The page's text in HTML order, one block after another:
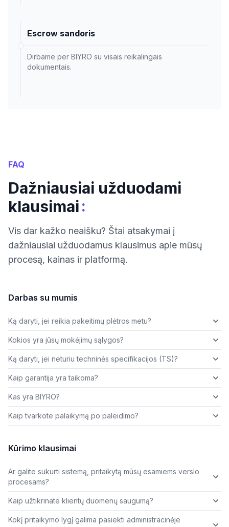
Escrow sandoris
Dirbame per BIYRO su visais reikalingais
dokumentais.
FAQ
Dažniausiai užduodami
klausimai:
Vis dar kažko neaišku? Štai atsakymai į
dažniausiai užduodamus klausimus apie mūsų
procesą, kainas ir platformą.
Darbas su mumis
Ką daryti, jei reikia pakeitimų plėtros metu?
Kokios yra jūsų mokėjimų sąlygos?
Ką daryti, jei neturiu techninės specifikacijos (TS)?
Kaip garantija yra taikoma?
Kas yra BIYRO?
Kaip tvarkote palaikymą po paleidimo?
Kūrimo klausimai
Ar galite sukurti sistemą, pritaikytą mūsų esamiems verslo
procesams?
Kaip užtikrinate klientų duomenų saugumą?
Kokį pritaikymo lygį galima pasiekti administracinėje